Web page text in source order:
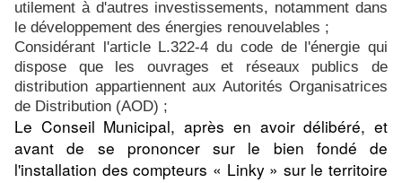
utilement à d'autres investissements, notamment dans
le développement des énergies renouvelables ;
Considérant l'article L.322-4 du code de l'énergie qui
dispose que les ouvrages et réseaux publics de
distribution appartiennent aux Autorités Organisatrices
de Distribution (AOD) ;
Le Conseil Municipal, après en avoir délibéré, et
avant de se prononcer sur le bien fondé de
l'installation des compteurs « Linky » sur le territoire